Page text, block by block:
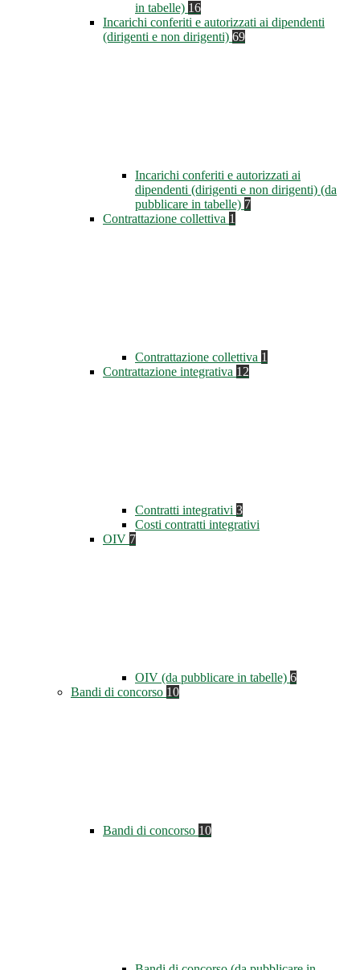
in tabelle) 16
Incarichi conferiti e autorizzati ai dipendenti
(dirigenti e non dirigenti) 69
Incarichi conferiti e autorizzati ai
dipendenti (dirigenti e non dirigenti) (da
pubblicare in tabelle) 7
Contrattazione collettiva 1
Contrattazione collettiva 1
Contrattazione integrativa 12
Contratti integrativi 3
Costi contratti integrativi
OIV 7
OIV (da pubblicare in tabelle) 6
Bandi di concorso 10
Bandi di concorso 10